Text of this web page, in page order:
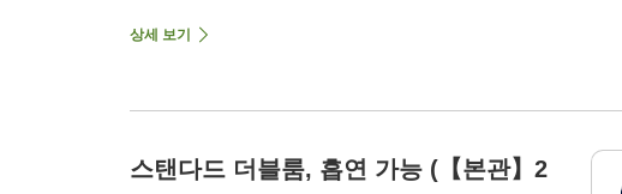
상세 보기
스탠다드 더블룸, 흡연 가능 (【본관】2